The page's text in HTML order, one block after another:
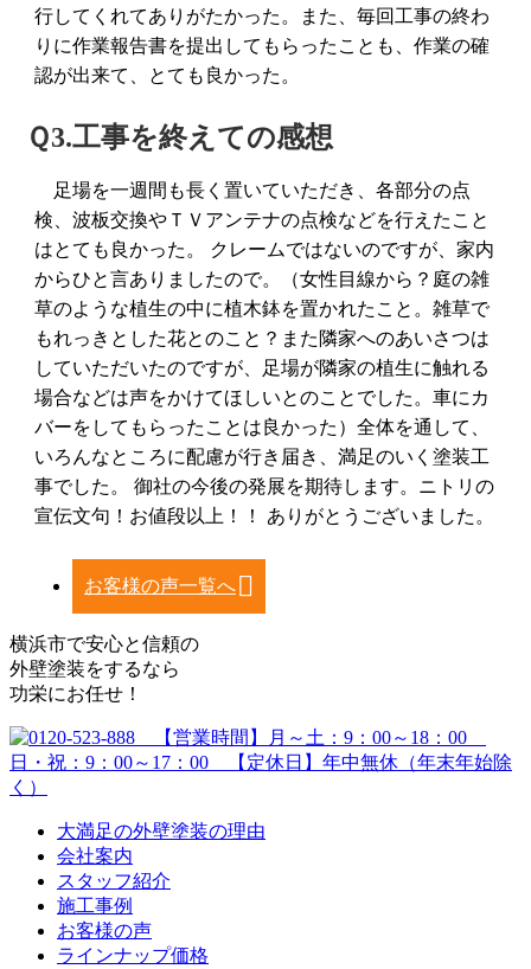
行してくれてありがたかった。また、毎回工事の終わ
りに作業報告書を提出してもらったことも、作業の確
認が出来て、とても良かった。
Ｑ3.工事を終えての感想
足場を一週間も長く置いていただき、各部分の点
検、波板交換やＴＶアンテナの点検などを行えたこと
はとても良かった。 クレームではないのですが、家内
からひと言ありましたので。（女性目線から？庭の雑
草のような植生の中に植木鉢を置かれたこと。雑草で
もれっきとした花とのこと？また隣家へのあいさつは
していただいたのですが、足場が隣家の植生に触れる
場合などは声をかけてほしいとのことでした。車にカ
バーをしてもらったことは良かった）全体を通して、
いろんなところに配慮が行き届き、満足のいく塗装工
事でした。 御社の今後の発展を期待します。ニトリの
宣伝文句！お値段以上！！ ありがとうございました。
お客様の声一覧へ
横浜市で安心と信頼の
外壁塗装をするなら
功栄にお任せ！
大満足の外壁塗装の理由
会社案内
スタッフ紹介
施工事例
お客様の声
ラインナップ価格